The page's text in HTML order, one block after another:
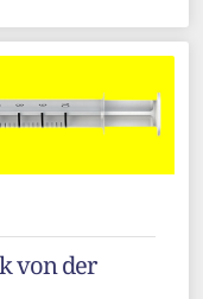
von der